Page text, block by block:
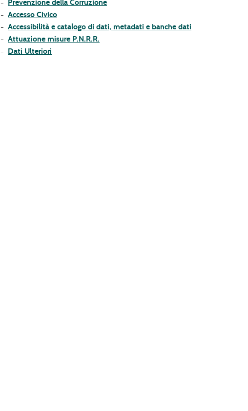
Prevenzione della Corruzione
Accesso Civico
Accessibilità e catalogo di dati, metadati e banche dati
Attuazione misure P.N.R.R.
Dati Ulteriori